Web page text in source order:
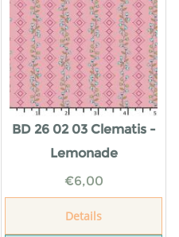
BD 26 02 03 Clematis -
Lemonade
€6,00
Details